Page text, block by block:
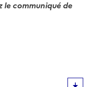
le communiqué de